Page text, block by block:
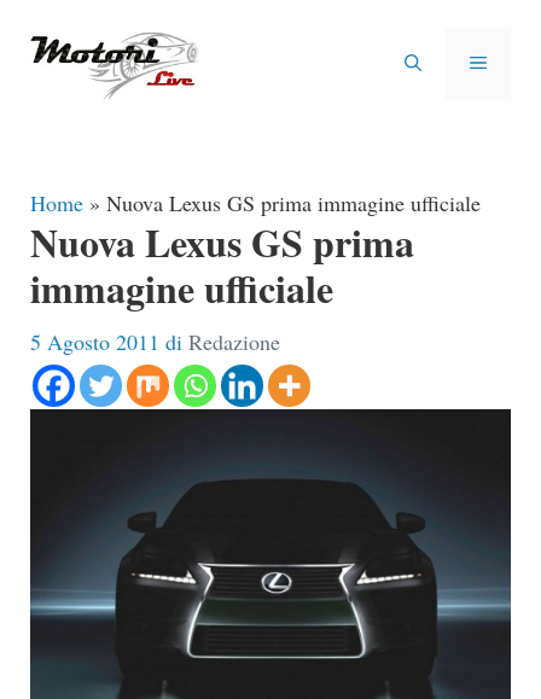
MENU
Home » Nuova Lexus GS prima immagine ufficiale
Nuova Lexus GS prima
immagine ufficiale
5 Agosto 2011 di Redazione